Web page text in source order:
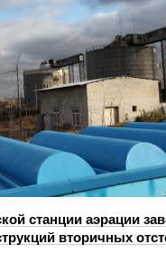
станции аэрации
вторичных